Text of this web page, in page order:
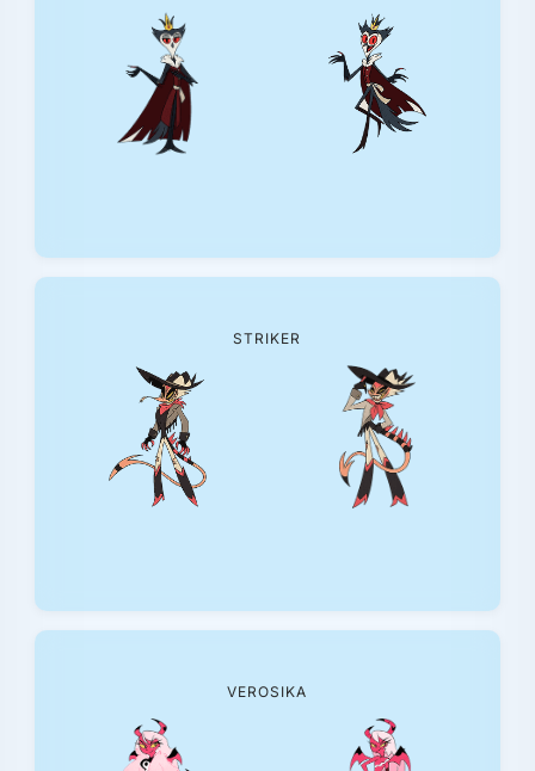
STRIKER
VEROSIKA